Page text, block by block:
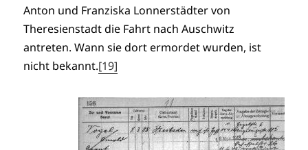
Anton und Franziska Lonnerstädter von
Theresienstadt die Fahrt nach Auschwitz
antreten. Wann sie dort ermordet wurden, ist
nicht bekannt.[19]